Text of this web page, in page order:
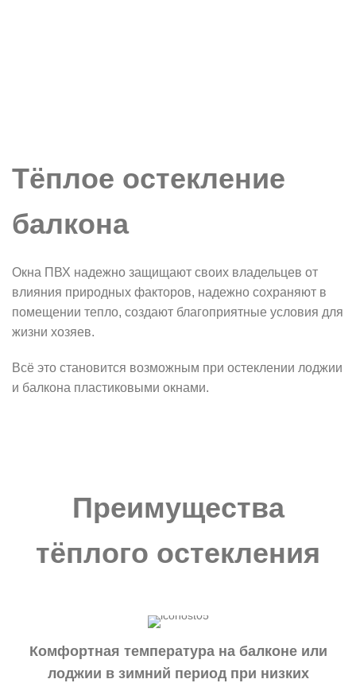
Тёплое остекление
балкона
Окна ПВХ надежно защищают своих владельцев от
влияния природных факторов, надежно сохраняют в
помещении тепло, создают благоприятные условия для
жизни хозяев.
Всё это становится возможным при остеклении лоджии
и балкона пластиковыми окнами.
Преимущества
тёплого остекления
Комфортная температура на балконе или
лоджии в зимний период при низких